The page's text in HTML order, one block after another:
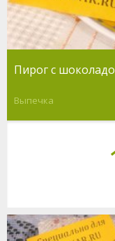
Пирог с
Выпечка